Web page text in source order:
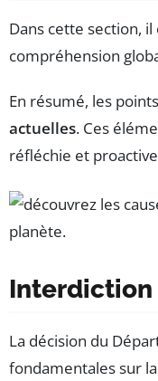
Dans cette section,
compréhension
En résumé, les
actuelles. Ces
réfléchie et
Interdiction
La décision du
fondamentales sur